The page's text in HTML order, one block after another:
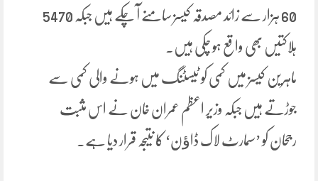
60 ہزار سے زائد مصدقہ کیسز سامنے آ چکے ہیں جبکہ 5470
ہلاکتیں بھی واقع ہو چکی ہیں۔
ماہرین کیسز میں کمی کو ٹیسٹنگ میں ہونے والی کمی سے
جوڑتے ہیں جبکہ وزیر اعظم عمران خان نے اس مثبت
رجحان کو ’سمارٹ لاک ڈاﺅن‘ کا نتیجہ قرار دیا ہے۔